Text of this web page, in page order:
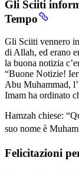
Gli Sciiti
Tempo
Gli Sciiti vennero
di Allah, ed erano
la buona notizia
“Buone Notizie!
Abu Muhammad,
Imam ha ordinato
Hamzah chiese:
suo nome è
Felicitazioni